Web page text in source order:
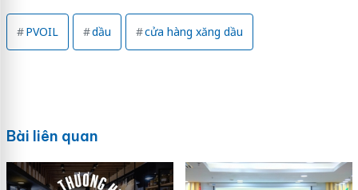
PVOIL dầu cửa hàng xăng dầu
Bài liên quan